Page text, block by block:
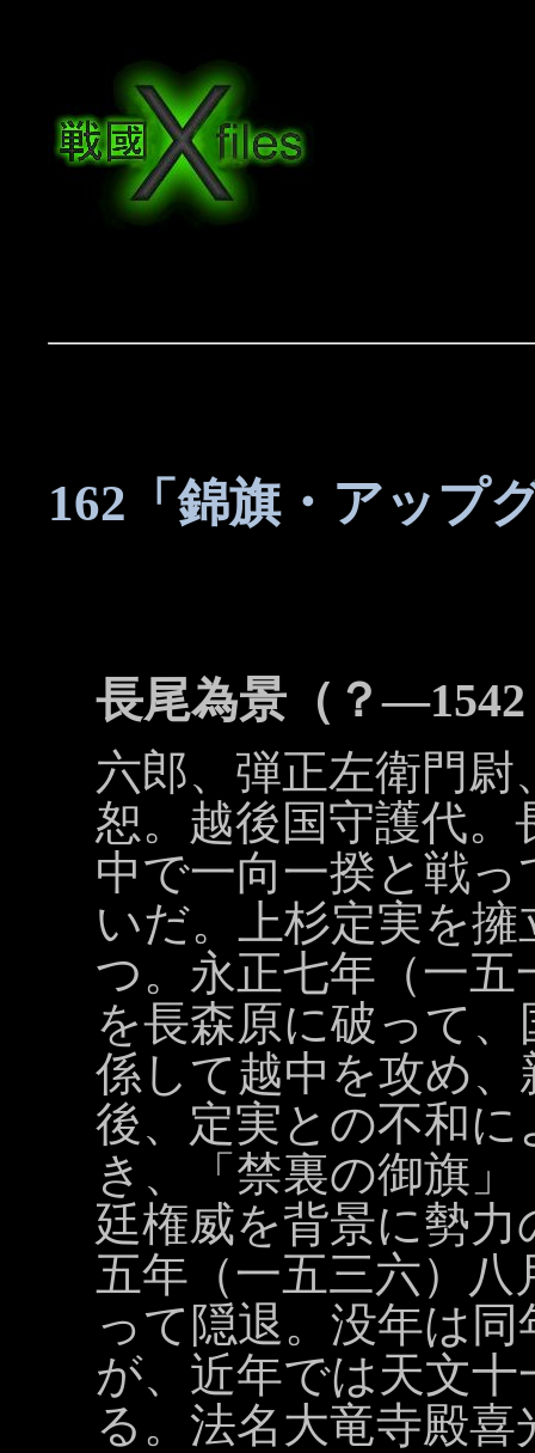
162「錦旗・アップ
長尾為景（？
六郎、弾正左衛門
恕。越後国守護代
中で一向一揆と戦
いだ。上杉定実を
つ。永正七年（一
を長森原に破って
係して越中を攻め
後、定実との不和
き、「禁裏の御旗
廷権威を背景に勢
五年（一五三六）
って隠退。没年は
が、近年では天文
る。法名大竜寺殿喜